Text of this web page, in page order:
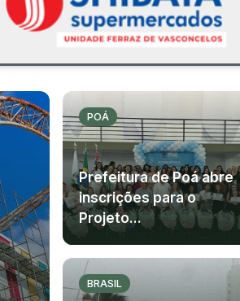
POÁ
Prefeitura de Poá abre
inscrições para o
Projeto...
BRASIL